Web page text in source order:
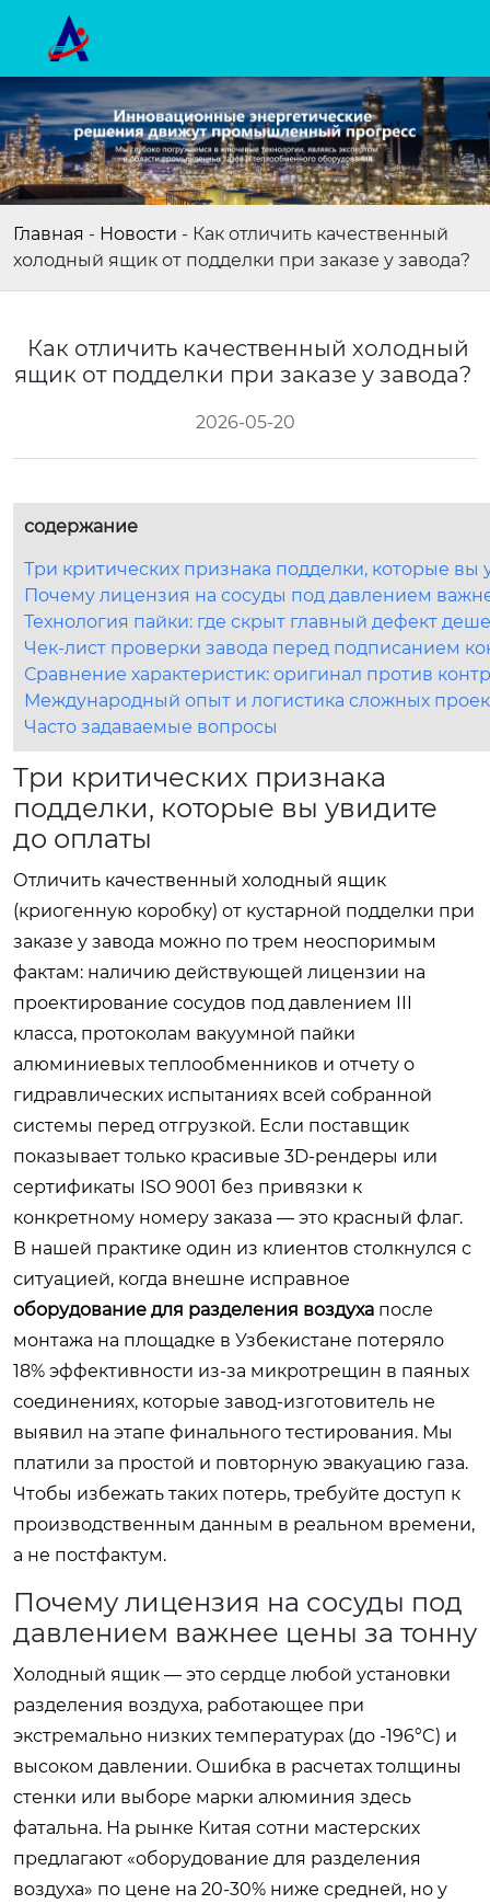
Главная - Новости - Как отличить качественный
холодный ящик от подделки при заказе у завода?
Как отличить качественный холодный
ящик от подделки при заказе у завода?
2026-05-20
содержание
Три критических признака подделки, которые вы
Почему лицензия на сосуды под давлением
Технология пайки: где скрыт главный дефект
Чек-лист проверки завода перед подписанием
Сравнение характеристик: оригинал против
Международный опыт и логистика сложных
Часто задаваемые вопросы
Три критических признака
подделки, которые вы увидите
до оплаты
Отличить качественный холодный ящик
(криогенную коробку) от кустарной подделки при
заказе у завода можно по трем неоспоримым
фактам: наличию действующей лицензии на
проектирование сосудов под давлением III
класса, протоколам вакуумной пайки
алюминиевых теплообменников и отчету о
гидравлических испытаниях всей собранной
системы перед отгрузкой. Если поставщик
показывает только красивые 3D-рендеры или
сертификаты ISO 9001 без привязки к
конкретному номеру заказа — это красный флаг.
В нашей практике один из клиентов столкнулся с
ситуацией, когда внешне исправное
оборудование для разделения воздуха после
монтажа на площадке в Узбекистане потеряло
18% эффективности из-за микротрещин в паяных
соединениях, которые завод-изготовитель не
выявил на этапе финального тестирования. Мы
платили за простой и повторную эвакуацию газа.
Чтобы избежать таких потерь, требуйте доступ к
производственным данным в реальном времени,
а не постфактум.
Почему лицензия на сосуды под
давлением важнее цены за тонну
Холодный ящик — это сердце любой установки
разделения воздуха, работающее при
экстремально низких температурах (до -196°C) и
высоком давлении. Ошибка в расчетах толщины
стенки или выборе марки алюминия здесь
фатальна. На рынке Китая сотни мастерских
предлагают «оборудование для разделения
воздуха» по цене на 20-30% ниже средней, но у